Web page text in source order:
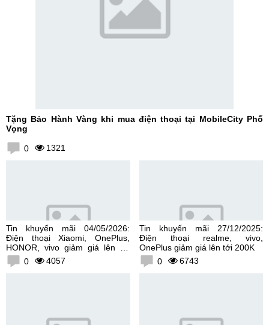
Tặng Bảo Hành Vàng khi mua điện thoại tại MobileCity Phố
Vọng
0 1321
Tin khuyến mãi 04/05/2026:
Điện thoại Xiaomi, OnePlus,
HONOR, vivo giảm giá lên tới
300K0 4057
Tin khuyến mãi 27/12/2025:
Điện thoại realme, vivo,
OnePlus giảm giá lên tới 200K
0
6743